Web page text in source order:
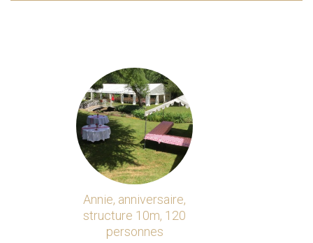
Annie, anniversaire,
structure 10m, 120
personnes